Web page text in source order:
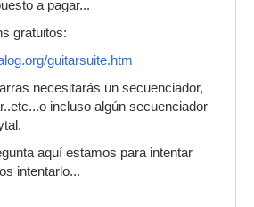
a pagar...
gratuitos:
guitarsuite.htm
necesitarás un secuenciador,
incluso algún secuenciador
aquí estamos para intentar
intentarlo...